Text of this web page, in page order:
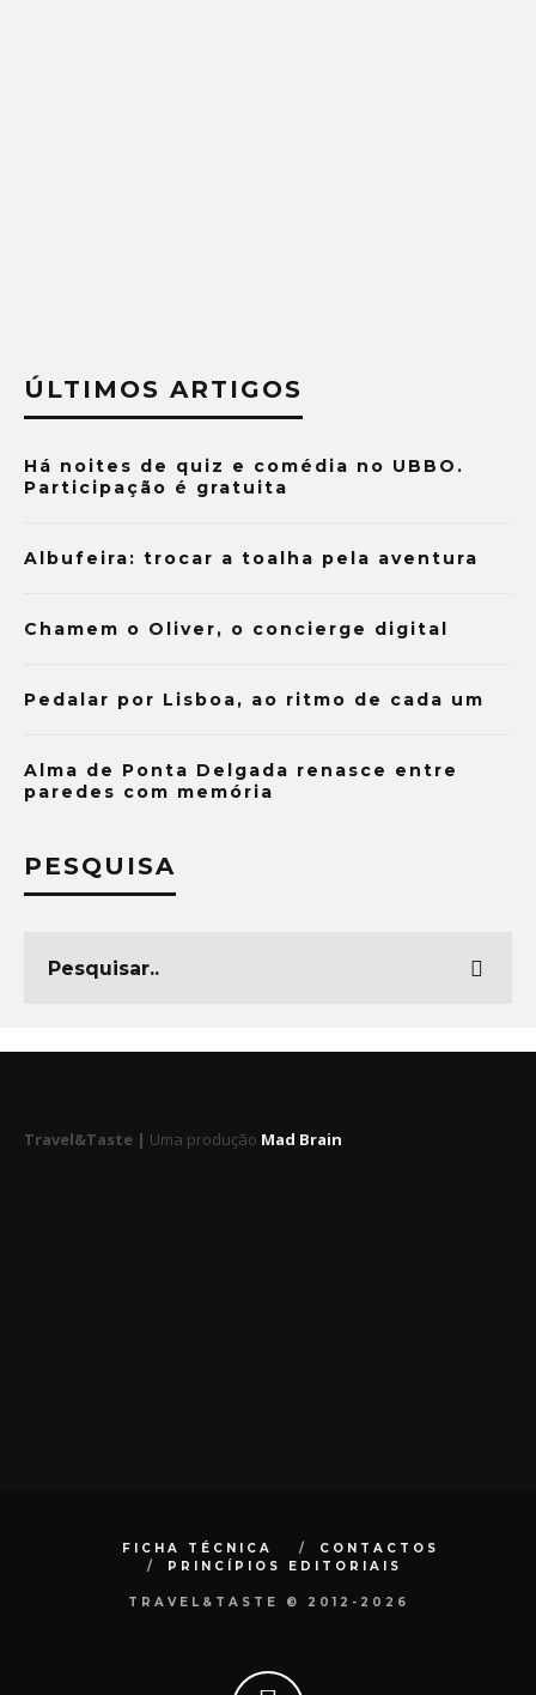
ÚLTIMOS ARTIGOS
Há noites de quiz e comédia no UBBO.
Participação é gratuita
Albufeira: trocar a toalha pela aventura
Chamem o Oliver, o concierge digital
Pedalar por Lisboa, ao ritmo de cada um
Alma de Ponta Delgada renasce entre
paredes com memória
PESQUISA
Travel&Taste | Uma produção Mad Brain
FICHA TÉCNICA
CONTACTOS
PRINCÍPIOS EDITORIAIS
TRAVEL&TASTE © 2012-2026